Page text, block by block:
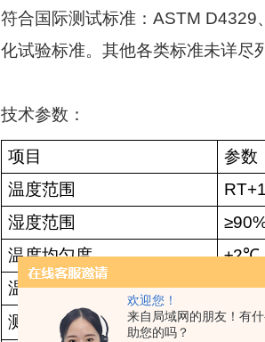
欢迎您！
来自局域网的朋友！有
助您的吗？
符合国际测试标准： ASTM D4329、
化试验标准。其他各类标准未详尽
技术参数：
项目
参数
温度范围
湿度范围
温度均匀度
±2℃
温度波动度
±0.5
测试品与灯管的中心距离